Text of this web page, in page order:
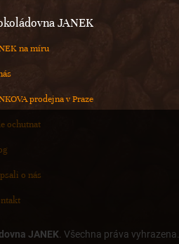
JANEK
na míru
prodejna v Praze
ochutnat
o nás
JANEK. Všechna práva vyhrazena.